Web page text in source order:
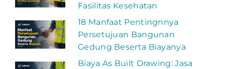
Fasilitas Kesehatan
18 Manfaat Pentingnnya
Persetujuan Bangunan
Gedung Beserta Biayanya
Biaya As Built Drawing: Jasa